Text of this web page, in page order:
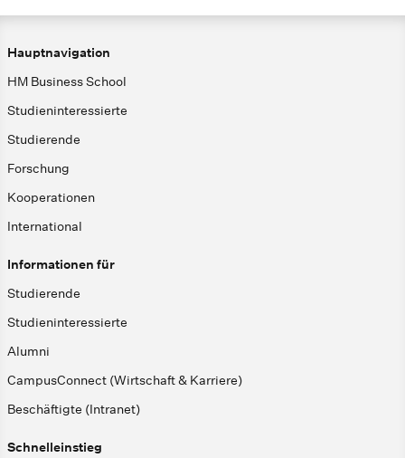
Hauptnavigation
HM Business School
Studieninteressierte
Studierende
Forschung
Kooperationen
International
Informationen für
Studierende
Studieninteressierte
Alumni
CampusConnect (Wirtschaft & Karriere)
Beschäftigte (Intranet)
Schnelleinstieg